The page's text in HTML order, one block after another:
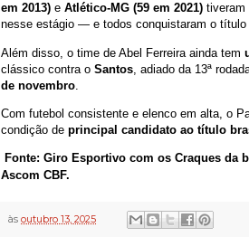
em 2013) e Atlético-MG (59 em 2021) tiveram
nesse estágio — e todos conquistaram o título
Além disso, o time de Abel Ferreira ainda tem
clássico contra o Santos , adiado da 13ª
de novembro
Com futebol consistente e elenco em alta, o
condição de principal candidato ao título
Fonte: Giro Esportivo com os Craques da
Ascom CBF.
às outubro 13, 2025